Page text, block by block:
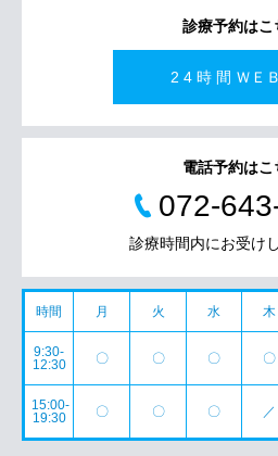
診療予約はこ
2 4 時 間 ＷＥ
電話予約はこ
072-
診療時間内にお受け
時間 月 火 水 木
9:30-
12:30
〇 〇 〇 〇
15:00-
19:30
〇 〇 〇 ／